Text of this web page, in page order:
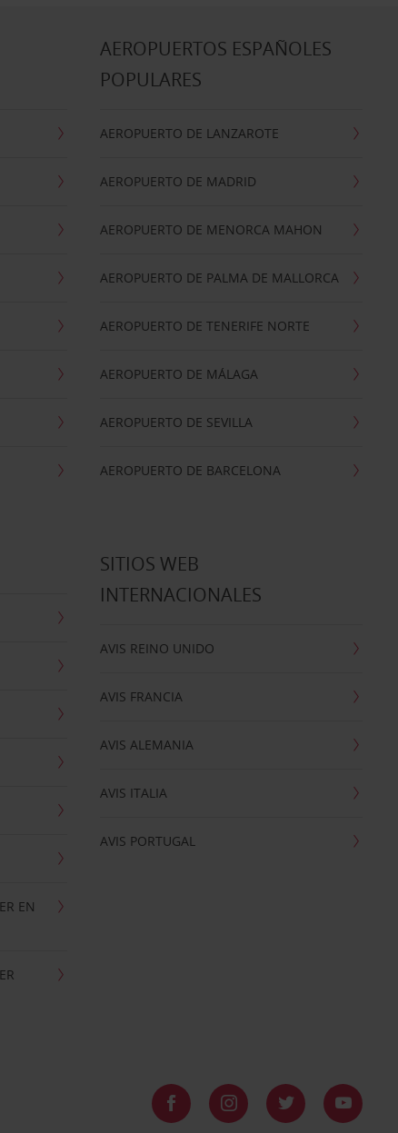
AEROPUERTOS ESPAÑOLES
POPULARES
AEROPUERTO DE LANZAROTE
AEROPUERTO DE MADRID
AEROPUERTO DE MENORCA MAHON
AEROPUERTO DE PALMA DE MALLORCA
AEROPUERTO DE TENERIFE NORTE
AEROPUERTO DE MÁLAGA
AEROPUERTO DE SEVILLA
AEROPUERTO DE BARCELONA
EN
SITIOS WEB
INTERNACIONALES
AVIS REINO UNIDO
AVIS FRANCIA
AVIS ALEMANIA
AVIS ITALIA
AVIS PORTUGAL